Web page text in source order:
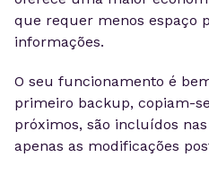
que requer menos espaço
informações.
O seu funcionamento é
primeiro backup, copiam-
próximos, são incluídos
apenas as modificações